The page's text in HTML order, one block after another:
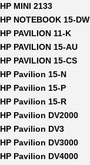
HP MINI 2133
HP NOTEBOOK 15-DW
HP PAVILION 11-K
HP PAVILION 15-AU
HP PAVILION 15-CS
HP Pavilion 15-N
HP Pavilion 15-P
HP Pavilion 15-R
HP Pavilion DV2000
HP Pavilion DV3
HP Pavilion DV3000
HP Pavilion DV4000